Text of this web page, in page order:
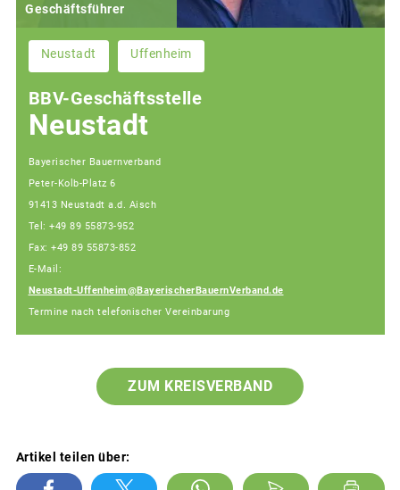
Geschäftsführer
Neustadt Uffenheim
BBV-Geschäftsstelle
Neustadt
Bayerischer Bauernverband
Peter-Kolb-Platz 6
91413 Neustadt a.d. Aisch
Tel: +49 89 55873-952
Fax: +49 89 55873-852
E-Mail:
Neustadt-Uffenheim@BayerischerBauernVerband.de
Termine nach telefonischer Vereinbarung
ZUM KREISVERBAND
Artikel teilen über: